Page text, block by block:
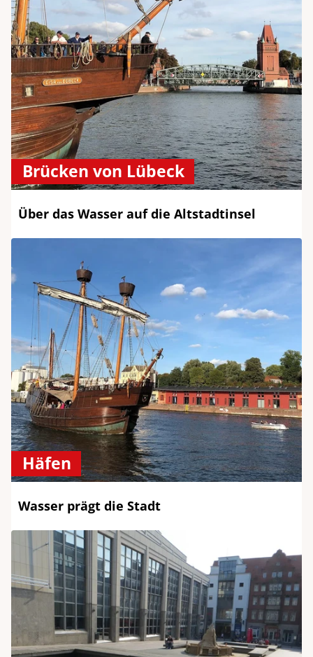
Brücken von Lübeck
Über das Wasser auf die Altstadtinsel
Häfen
Wasser prägt die Stadt